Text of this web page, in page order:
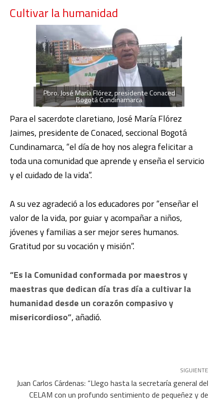
Cultivar la humanidad
Pbro. José María Flórez, presidente Conaced
Bogotá Cundinamarca
Para el sacerdote claretiano, José María Flórez
Jaimes, presidente de Conaced, seccional Bogotá
Cundinamarca, “el día de hoy nos alegra felicitar a
toda una comunidad que aprende y enseña el servicio
y el cuidado de la vida”.
A su vez agradeció a los educadores por “enseñar el
valor de la vida, por guiar y acompañar a niños,
jóvenes y familias a ser mejor seres humanos.
Gratitud por su vocación y misión”.
“Es la Comunidad conformada por maestros y
maestras que dedican día tras día a cultivar la
humanidad desde un corazón compasivo y
misericordioso”, añadió.
SIGUIENTE
Juan Carlos Cárdenas: “Llego hasta la secretaría general del
CELAM con un profundo sentimiento de pequeñez y de